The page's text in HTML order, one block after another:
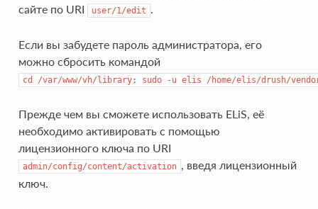
сайте по URI
user/1/edit
Если вы забудете пароль администратора, его
можно сбросить командой
cd /var/www/vh/library; sudo -u elis /home/elis/drush/
Прежде чем вы сможете использовать ELiS, её
необходимо активировать с помощью
лицензионного ключа по URI
admin/config/content/activation
, введя лицензионный
ключ.